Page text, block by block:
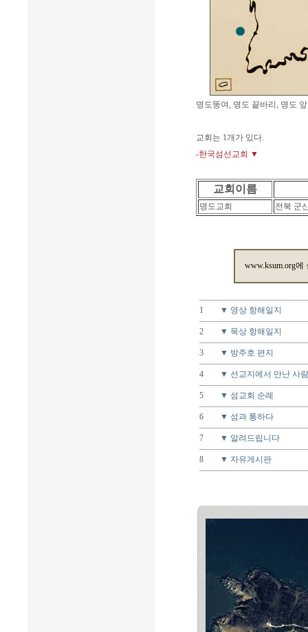
명도똥여, 명도 끝바리, 명도
교회는 1개가 있다.
-한국섬선교회 ▼
교회이름
명도교회 전북 군
www.ksum.org에
1 ▼ 영상 항해일지
2 ▼ 묵상 항해일지
3 ▼ 방주호 편지
4 ▼ 선교지에서 만난 사
5 ▼ 섬교회 순례
6 ▼ 섬과 통하다
7 ▼ 알려드립니다
8 ▼ 자유게시판